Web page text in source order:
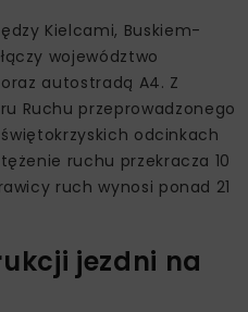
Kielcami, Buskiem-
województwo
autostradą A4. Z
Ruchu przeprowadzonego
odcinkach
ruchu przekracza 10
ruch wynosi ponad 21
jezdni na